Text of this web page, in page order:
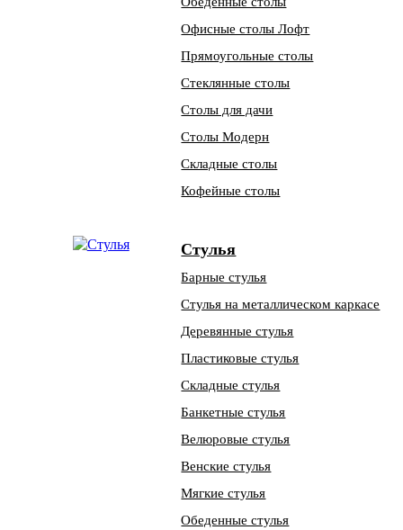
Офисные столы Лофт
Прямоугольные столы
Стеклянные столы
Столы для дачи
Столы Модерн
Складные столы
Кофейные столы
Стулья
Барные стулья
Стулья на металлическом каркасе
Деревянные стулья
Пластиковые стулья
Складные стулья
Банкетные стулья
Велюровые стулья
Венские стулья
Мягкие стулья
Обеденные стулья